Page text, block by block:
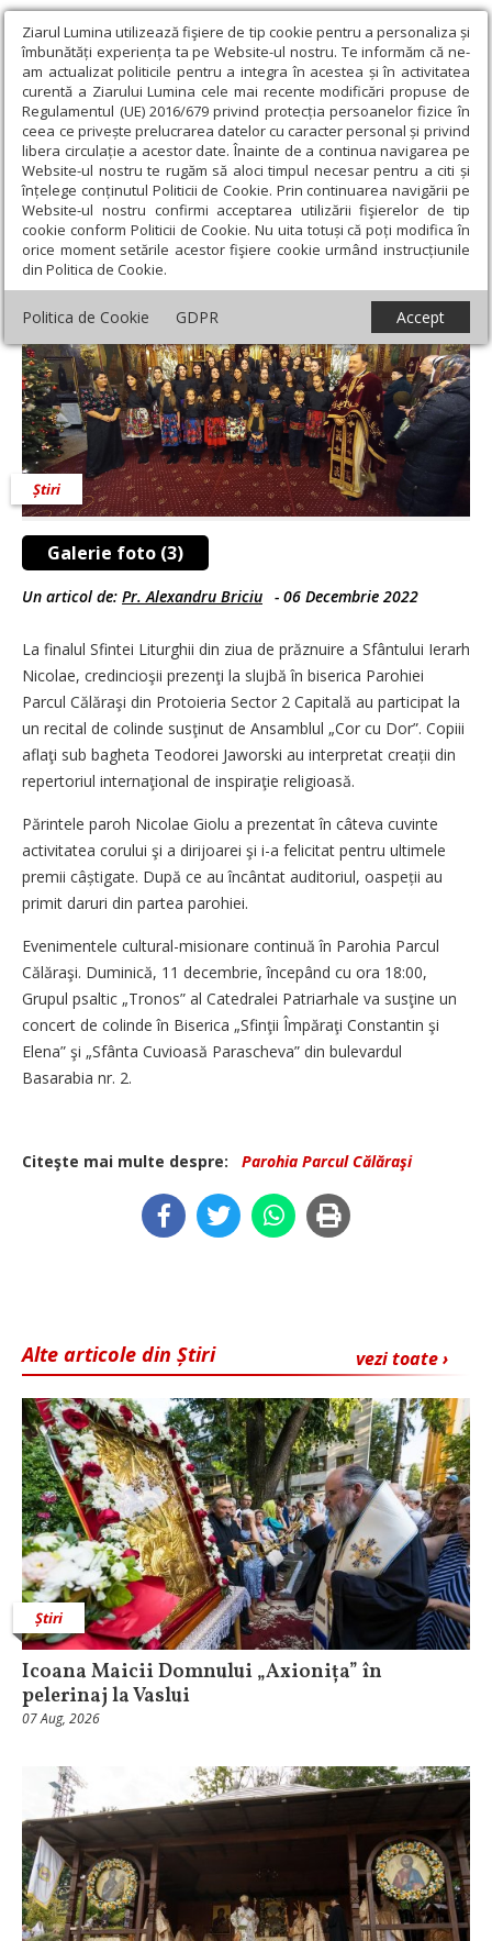
Ziarul Lumina utilizează fişiere de tip cookie pentru a personaliza și
îmbunătăți experiența ta pe Website-ul nostru. Te informăm că ne-
am actualizat politicile pentru a integra în acestea și în activitatea
curentă a Ziarului Lumina cele mai recente modificări propuse de
Regulamentul (UE) 2016/679 privind protecția persoanelor fizice în
ceea ce privește prelucrarea datelor cu caracter personal și privind
libera circulație a acestor date. Înainte de a continua navigarea pe
Website-ul nostru te rugăm să aloci timpul necesar pentru a citi și
înțelege conținutul Politicii de Cookie. Prin continuarea navigării pe
Website-ul nostru confirmi acceptarea utilizării fişierelor de tip
cookie conform Politicii de Cookie. Nu uita totuși că poți modifica în
orice moment setările acestor fişiere cookie urmând instrucțiunile
din Politica de Cookie.
Politica de Cookie GDPR Accept
Ziarul Lumina › Actualitate religioasă › Știri › „Cor cu Dor” în
Biserica Parohiei Parcul Călăraşi
„Cor cu Dor” în Biserica Parohiei Parcul
Călăraşi
Galerie foto (3)
Știri
Un articol de: Pr. Alexandru Briciu - 06 Decembrie 2022
La finalul Sfintei Liturghii din ziua de prăznuire a Sfântului Ierarh
Nicolae, credincioşii prezenţi la slujbă în biserica Parohiei
Parcul Călăraşi din Protoieria Sector 2 Capitală au participat la
un recital de colinde susţinut de Ansamblul „Cor cu Dor”. Copiii
aflaţi sub bagheta Teodorei Jaworski au interpretat creații din
repertoriul internaţional de inspiraţie religioasă.
Părintele paroh Nicolae Giolu a prezentat în câteva cuvinte
activitatea corului şi a dirijoarei şi i-a felicitat pentru ultimele
premii câștigate. După ce au încântat auditoriul, oaspeții au
primit daruri din partea parohiei.
Evenimentele cultural-misionare continuă în Parohia Parcul
Călăraşi. Duminică, 11 decembrie, începând cu ora 18:00,
Grupul psaltic „Tronos” al Catedralei Patriarhale va susţine un
concert de colinde în Biserica „Sfinţii Împăraţi Constantin şi
Elena” şi „Sfânta Cuvioasă Parascheva” din bulevardul
Basarabia nr. 2.
Citeşte mai multe despre: Parohia Parcul Călăraşi
vezi toate ›
Alte articole din Știri
Știri
Icoana Maicii Domnului „Axionița” în
pelerinaj la Vaslui
07 Aug, 2026